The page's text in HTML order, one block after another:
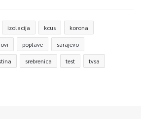
izolacija kcus korona
poplave sarajevo
srebrenica test tvsa